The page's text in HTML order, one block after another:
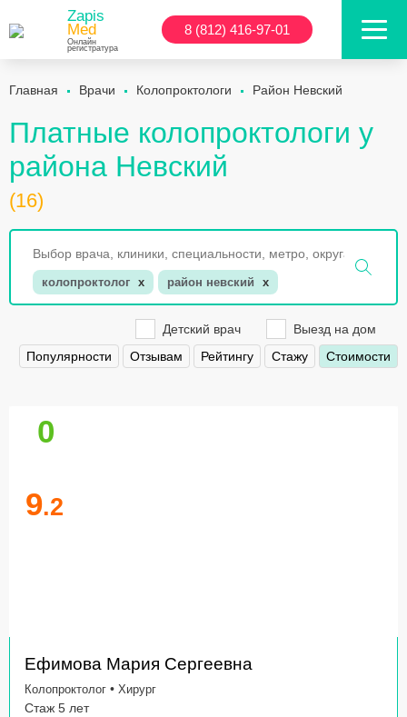
Zapis
Med
Онлайн
регистратура
8 (812) 416-97-01
Главная Врачи Колопроктологи Район Невский
Платные колопроктологи у
района Невский
(16)
колопроктолог x район невский x
Детский врач
Выезд на дом
Популярности
Отзывам Рейтингу Стажу Стоимости
0
9.2
Ефимова Мария Сергеевна
Колопроктолог • Хирург
Стаж 5 лет